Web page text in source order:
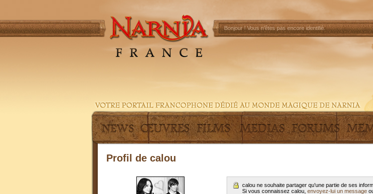
Bonjour !Vous n'êtes pas encore identifié.
Profil de calou
calou ne souhaite partager qu'une partie de ses
Si vous connaissez calou, envoyez-lui un message